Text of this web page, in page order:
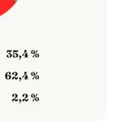
35,4 %
62,4 %
2,2 %